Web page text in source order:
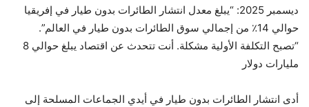
ديسمبر 2025: “يبلغ معدل انتشار الطائرات بدون طيار في إفريقيا
حوالي 14٪ من إجمالي سوق الطائرات بدون طيار في العالم”.
“تصبح التكلفة الأولية مشكلة. أنت تتحدث عن اقتصاد يبلغ حوالي 8
مليارات دولار
أدى انتشار الطائرات بدون طيار في أيدي الجماعات المسلحة إلى